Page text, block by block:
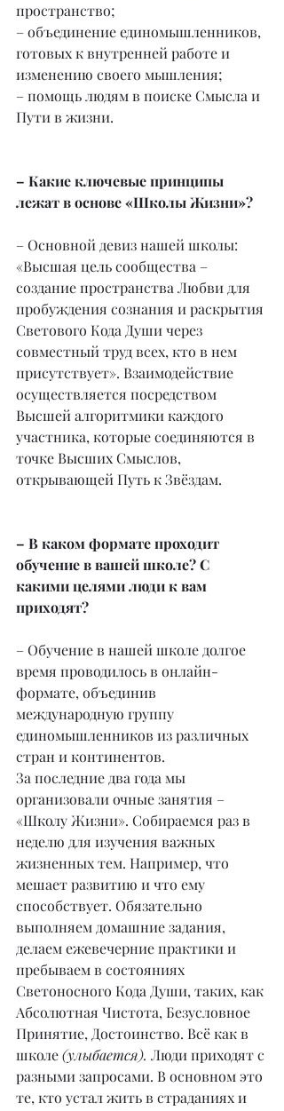
пространство;
– объединение единомышленников,
готовых к внутренней работе и
изменению своего мышления;
– помощь людям в поиске Смысла и
Пути в жизни.
– Какие ключевые принципы
лежат в основе «Школы Жизни»?
– Основной девиз нашей школы:
«Высшая цель сообщества –
создание пространства Любви для
пробуждения сознания и раскрытия
Светового Кода Души через
совместный труд всех, кто в нем
присутствует». Взаимодействие
осуществляется посредством
Высшей алгоритмики каждого
участника, которые соединяются в
точке Высших Смыслов,
открывающей Путь к Звёздам.
– В каком формате проходит
обучение в вашей школе? С
какими целями люди к вам
приходят?
– Обучение в нашей школе долгое
время проводилось в онлайн-
формате, объединив
международную группу
единомышленников из различных
стран и континентов.
За последние два года мы
организовали очные занятия –
«Школу Жизни». Собираемся раз в
неделю для изучения важных
жизненных тем. Например, что
мешает развитию и что ему
способствует. Обязательно
выполняем домашние задания,
делаем ежевечерние практики и
пребываем в состояниях
Светоносного Кода Души, таких, как
Абсолютная Чистота, Безусловное
Принятие, Достоинство. Всё как в
школе (улыбается). Люди приходят с
разными запросами. В основном это
те, кто устал жить в страданиях и